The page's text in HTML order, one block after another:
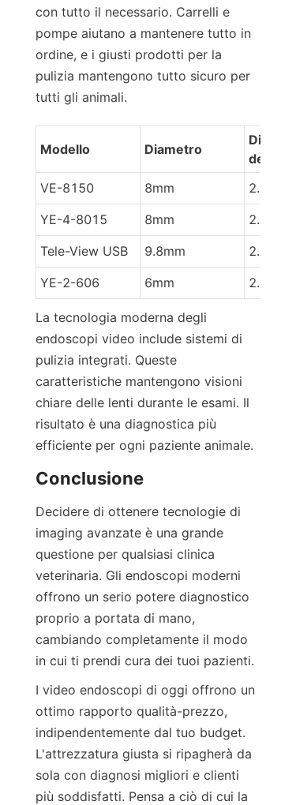
con tutto il necessario. Carrelli e
pompe aiutano a mantenere tutto in
ordine, e i giusti prodotti per la
pulizia mantengono tutto sicuro per
tutti gli animali.
Modello Diametro
del
VE-8150
8mm
2.6mm
YE-4-8015
8mm
2.6mm
Tele-View USB
9.8mm
2.2mm
YE-2-606
6mm 2.0mm
La tecnologia moderna degli
endoscopi video include sistemi di
pulizia integrati. Queste
caratteristiche mantengono visioni
chiare delle lenti durante le esami. Il
risultato è una diagnostica più
efficiente per ogni paziente animale.
Conclusione
Decidere di ottenere tecnologie di
imaging avanzate è una grande
questione per qualsiasi clinica
veterinaria. Gli endoscopi moderni
offrono un serio potere diagnostico
proprio a portata di mano,
cambiando completamente il modo
in cui ti prendi cura dei tuoi pazienti.
I video endoscopi di oggi offrono un
ottimo rapporto qualità-prezzo,
indipendentemente dal tuo budget.
L'attrezzatura giusta si ripagherà da
sola con diagnosi migliori e clienti
più soddisfatti. Pensa a ciò di cui la